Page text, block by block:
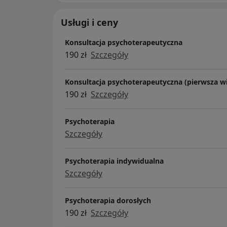
Usługi i ceny
Konsultacja psychoterapeutyczna
190 zł Szczegóły
Konsultacja psychoterapeutyczna (pierwsza
190 zł Szczegóły
Psychoterapia
Szczegóły
Psychoterapia indywidualna
Szczegóły
Psychoterapia dorosłych
190 zł Szczegóły